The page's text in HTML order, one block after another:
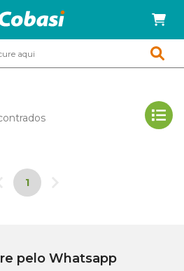
1
pelo Whatsapp